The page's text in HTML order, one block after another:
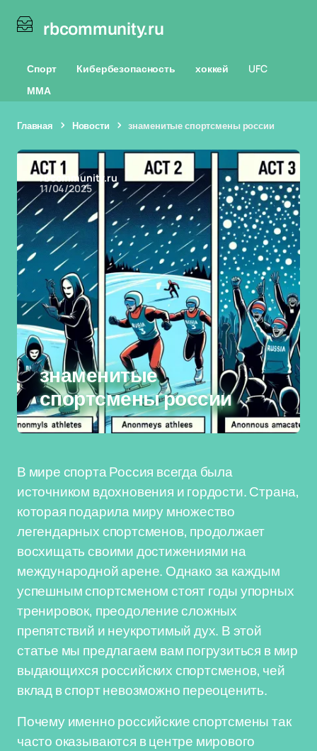
rbcommunity.ru
Спорт Кибербезопасность хоккей
UFC
ММА
Главная Новости знаменитые спортсмены россии
rbcommunity.ru
11/04/2025
знаменитые
спортсмены россии
В мире спорта Россия всегда была
источником вдохновения и гордости. Страна,
которая подарила миру множество
легендарных спортсменов, продолжает
восхищать своими достижениями на
международной арене. Однако за каждым
успешным спортсменом стоят годы упорных
тренировок, преодоление сложных
препятствий и неукротимый дух. В этой
статье мы предлагаем вам погрузиться в мир
выдающихся российских спортсменов, чей
вклад в спорт невозможно переоценить.
Почему именно российские спортсмены так
часто оказываются в центре мирового